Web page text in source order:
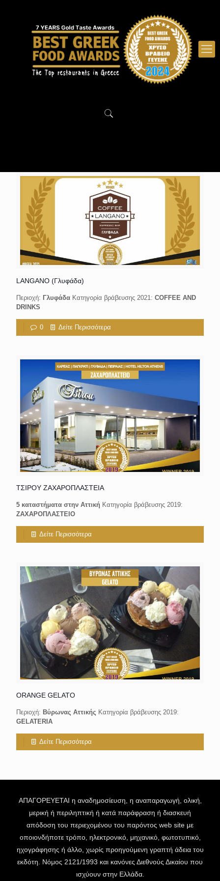
LANGANO (Γλυφάδα)
Περιοχή: Γλυφάδα Κατηγορία βράβευσης 2021: COFFEE AND
DRINKS
0 Δείτε Περισσότερα
ΤΣΙΡΟΥ ΖΑΧΑΡΟΠΛΑΣΤΕΙΑ
5 καταστήματα στην Αττική Κατηγορία βράβευσης 2019:
ΖΑΧΑΡΟΠΛΑΣΤΕΙΟ
Δείτε Περισσότερα
ORANGE GELATO
Περιοχή: Βύρωνας Αττικής Κατηγορία βράβευσης 2019:
GELATERIA
Δείτε Περισσότερα
ΑΠΑΓΟΡΕΥΕΤΑΙ η αναδημοσίευση, η αναπαραγωγή, ολική,
μερική ή περιληπτική ή κατά παράφραση ή διασκευή
απόδοση του περιεχομένου του παρόντος web site με
οποιονδήποτε τρόπο, ηλεκτρονικό, μηχανικό, φωτοτυπικό,
ηχογράφησης ή άλλο, χωρίς προηγούμενη γραπτή άδεια του
εκδότη. Νόμος 2121/1993 και κανόνες Διεθνούς Δικαίου που
ισχύουν στην Ελλάδα.